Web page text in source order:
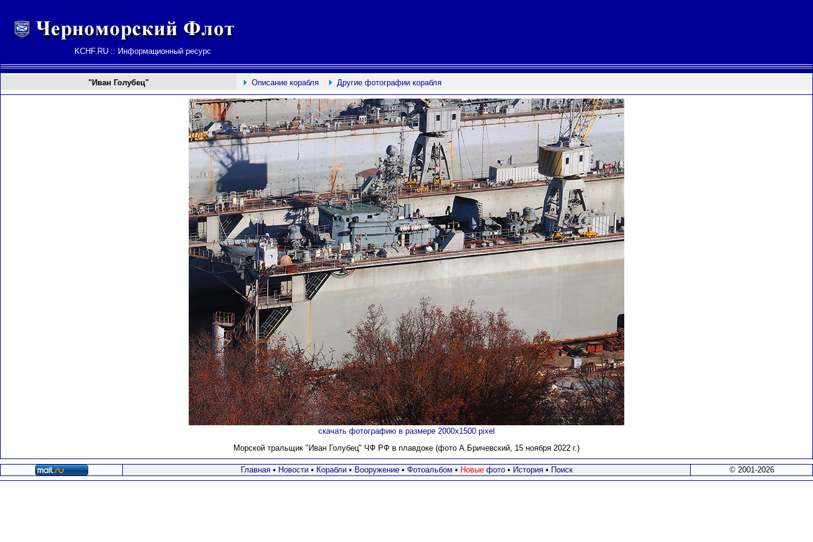
KCHF.RU :: Информационный ресурс
"Иван Голубец" Описание корабля Другие фотографии корабля
скачать фотографию в размере 2000х1500 pixel
Морской тральщик "Иван Голубец" ЧФ РФ в плавдоке (фото А.Бричевский, 15 ноября 2022 г.)
Главная• Новости• Корабли• Вооружение • Фотоальбом • Новыефото • История• Поиск © 2001-2026